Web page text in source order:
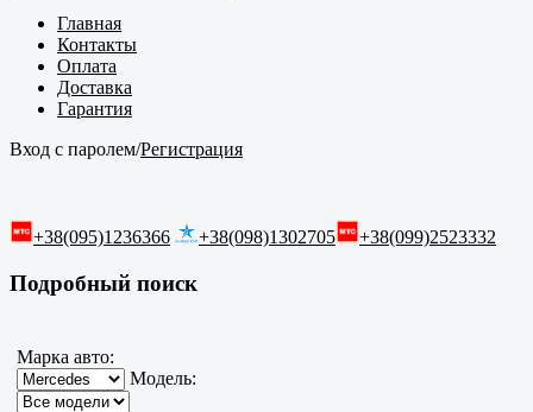
Главная
Контакты
Оплата
Доставка
Гарантия
Вход с паролем/Регистрация
+38(095)1236366 +38(098)1302705 +38(099)2523332
Подробный поиск
Марка авто:
Модель: